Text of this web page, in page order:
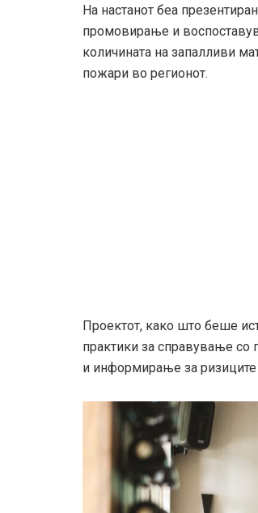
На настанот беа
промовирање и
количината на запалливи
пожари во регионот.
Проектот, како што беше
практики за справување со
и информирање за ризиците